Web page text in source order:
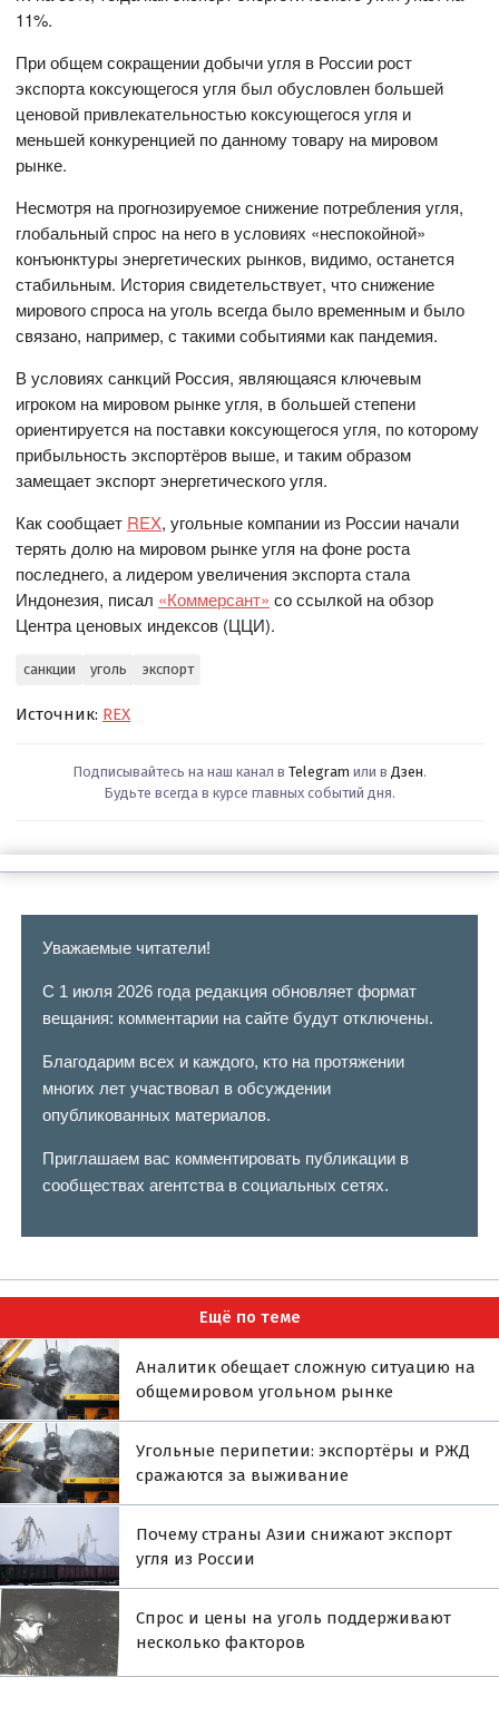
11%.
При общем сокращении добычи угля в России рост
экспорта коксующегося угля был обусловлен большей
ценовой привлекательностью коксующегося угля и
меньшей конкуренцией по данному товару на мировом
рынке.
Несмотря на прогнозируемое снижение потребления угля,
глобальный спрос на него в условиях «неспокойной»
конъюнктуры энергетических рынков, видимо, останется
стабильным. История свидетельствует, что снижение
мирового спроса на уголь всегда было временным и было
связано, например, с такими событиями как пандемия.
В условиях санкций Россия, являющаяся ключевым
игроком на мировом рынке угля, в большей степени
ориентируется на поставки коксующегося угля, по которому
прибыльность экспортёров выше, и таким образом
замещает экспорт энергетического угля.
Как сообщает REX, угольные компании из России начали
терять долю на мировом рынке угля на фоне роста
последнего, а лидером увеличения экспорта стала
Индонезия, писал «Коммерсант» со ссылкой на обзор
Центра ценовых индексов (ЦЦИ).
санкции уголь экспорт
Источник: REX
Подписывайтесь на наш канал в Telegram или в Дзен.
Будьте всегда в курсе главных событий дня.
Уважаемые читатели!
С 1 июля 2026 года редакция обновляет формат
вещания: комментарии на сайте будут отключены.
Благодарим всех и каждого, кто на протяжении
многих лет участвовал в обсуждении
опубликованных материалов.
Приглашаем вас комментировать публикации в
сообществах агентства в социальных сетях.
Ещё по теме
Аналитик обещает сложную ситуацию на
общемировом угольном рынке
Угольные перипетии: экспортёры и РЖД
сражаются за выживание
Почему страны Азии снижают экспорт
угля из России
Спрос и цены на уголь поддерживают
несколько факторов